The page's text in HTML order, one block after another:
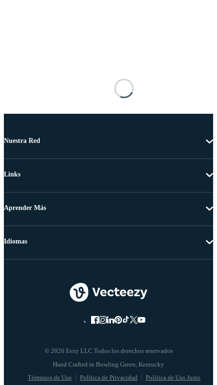
Nuestra Red
Links
Aprender Más
© 2026 Eezy LLC Todos los derechos reservados
Términos de Uso Política de Privacidad Política de Uso Justo
Idiomas